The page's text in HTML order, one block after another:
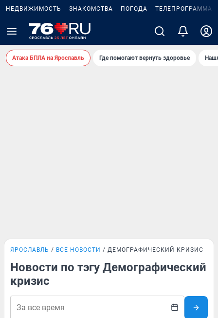
НЕДВИЖИМОСТЬ ЗНАКОМСТВА ПОГОДА ТЕЛЕПРОГРАММА
Атака БПЛА на Ярославль Где помогают вернуть здоровье
ЯРОСЛАВЛЬ ВСЕ НОВОСТИ ДЕМОГРАФИЧЕСКИЙ КРИЗИС
Новости по тэгу Демографический
кризис